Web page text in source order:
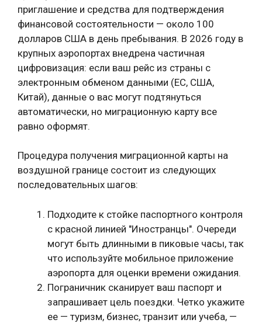
приглашение и средства для подтверждения
финансовой состоятельности — около 100
долларов США в день пребывания. В 2026 году в
крупных аэропортах внедрена частичная
цифровизация: если ваш рейс из страны с
электронным обменом данными (ЕС, США,
Китай), данные о вас могут подтянуться
автоматически, но миграционную карту все
равно оформят.
Процедура получения миграционной карты на
воздушной границе состоит из следующих
последовательных шагов:
Подходите к стойке паспортного контроля
с красной линией "Иностранцы". Очереди
могут быть длинными в пиковые часы, так
что используйте мобильное приложение
аэропорта для оценки времени ожидания.
Пограничник сканирует ваш паспорт и
запрашивает цель поездки. Четко укажите
ее — туризм, бизнес, транзит или учеба, —